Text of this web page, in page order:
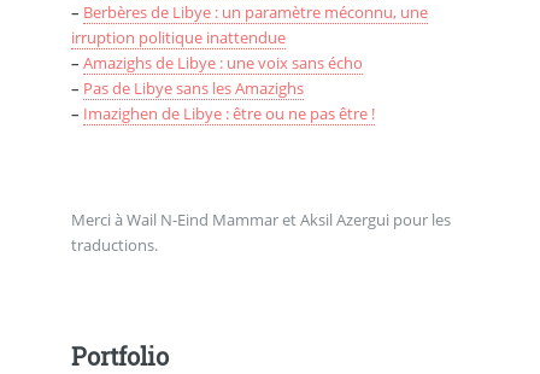
– Berbères de Libye : un paramètre méconnu, une
irruption politique inattendue
– Amazighs de Libye : une voix sans écho
– Pas de Libye sans les Amazighs
– Imazighen de Libye : être ou ne pas être !
Merci à Wail N-Eind Mammar et Aksil Azergui pour les
traductions.
Portfolio